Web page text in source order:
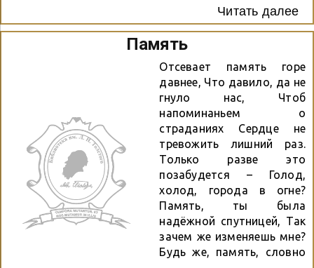
оставшись молодым…
Мы помним вас, родные
люди, Творцы Победы и
добра! Скорбим.
Гордимся. Ценим.
Любим… Во славу мира
торжества! Инга Гвоздь
Читать далее
Память
Отсевает память горе
давнее, Что давило, да не
гнуло нас, Чтоб
напоминаньем о
страданиях Сердце не
тревожить лишний раз.
Только разве это
позабудется – Голод,
холод, города в огне?
Память, ты была
надёжной спутницей, Так
зачем же изменяешь мне?
Будь же, память, словно